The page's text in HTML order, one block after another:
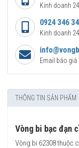
Kinh doanh
0924 346
Kinh doanh
Email báo giá
THÔNG TIN SẢN PHẨM
Vòng bi bạc đạn
Vòng bi 62308 thuộc